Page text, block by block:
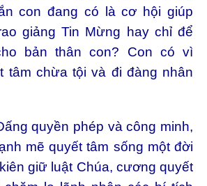
con đang có là cơ hội giúp
giảng Tin Mừng hay chỉ để
bản thân con? Con có vì
tâm chừa tội và đi đàng nhân
quyền phép và công minh,
mẽ quyết tâm sống một đời
giữ luật Chúa, cương quyết